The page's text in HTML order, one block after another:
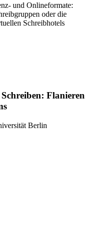
und Onlineformate:
oder die
Schreibhotels
Flanieren
Berlin